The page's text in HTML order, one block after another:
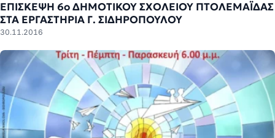
ΕΠΙΣΚΕΨΗ 6ο ΔΗΜΟΤΙΚΟΥ ΣΧΟΛΕΙΟΥ ΠΤΟΛΕΜΑΪΔΑΣ
ΣΤΑ ΕΡΓΑΣΤΗΡΙΑ Γ. ΣΙΔΗΡΟΠΟΥΛΟΥ
30.11.2016